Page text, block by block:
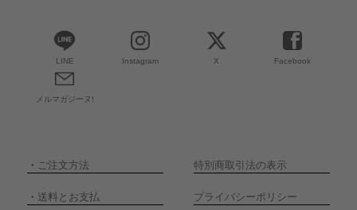
LINE Instagram X Facebook
メルマガジーヌ!
・ ご注文方法 特別商取引法の表示
・ 送料とお支払 プライバシーポリシー